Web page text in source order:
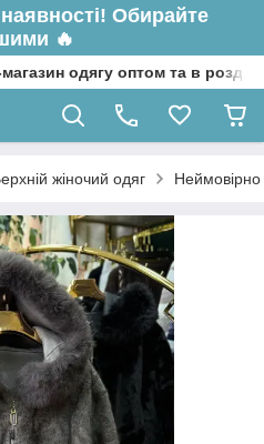
Обирайте
🔥
одягу оптом та в
жіночий одяг